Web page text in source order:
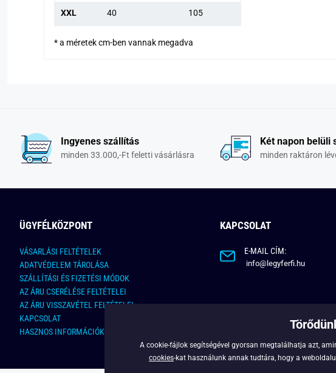
XXL 40 105
* a méretek cm-ben vannak megadva
Ingyenes szállítás
minden 33.000,-Ft feletti vásárlásra
Két napon belüli
minden raktáron
ÜGYFÉLKÖZPONT
VÁSARLÁSI FELTÉTELEK
ADATVÉDELEM TÁROLÁSA
SZÁLLÍTÁSI ÉS FIZETÉSI MÓDOK
AZ ÁRU CSERÉLÉSE FELTÉTELEI
AZ ÁRU VISSZAVÉTEL FELTÉTELEI
KAPCSOLAT
HASZNOS INFORMÁCIÓK
KAPCSOLAT
E-MAIL CÍM:
info@legyferfi.hu
A cookie-fájlok segítségével gyorsan megtalálhatja azt,
cookies-kat használunk annak tudtára, hogy a